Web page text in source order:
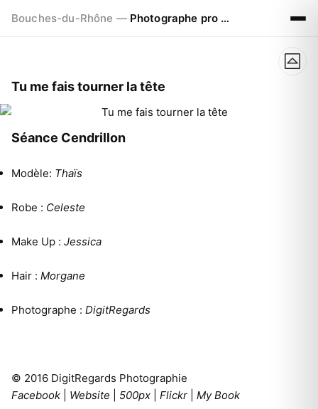
Bouches-du-Rhône — Photographe pro à Marseille - Aix - Avignon
Tu me fais tourner la tête
Séance Cendrillon
Modèle: Thaïs
Robe : Celeste
Make Up : Jessica
Hair : Morgane
Photographe : DigitRegards
© 2016 DigitRegards Photographie
Facebook
Website 500px Flickr My Book